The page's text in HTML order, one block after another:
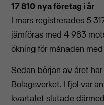
17 810 nya företag i år
I mars registrerades 5
jämföras med 4 983
ökning för månaden
Sedan början av året
Bolagsverket. I fjol var
kvartalet slutade